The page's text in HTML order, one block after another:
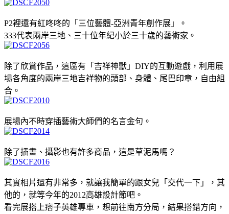
P2裡還有紅咚咚的「三位藝體-亞洲青年創作展」。
333代表兩岸三地、三十位年紀小於三十歲的藝術家。
除了欣賞作品，這區有「吉祥神獸」DIY的互動遊戲，利用展
場各角度的兩岸三地吉祥物的頭部、身體、尾巴印章，自由組
合。
展場內不時穿插藝術大師們的名言金句。
除了插畫、攝影也有許多商品，這是草泥馬嗎？
其實相片還有非常多，就讓我簡單的跟女兒「交代一下」，其
他的，就等今年的2012高雄設計節吧。
看完展搭上痞子英雄專車，想前往南方分局，結果搭錯方向，